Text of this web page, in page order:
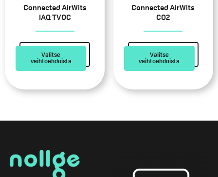
Connected AirWits
IAQ TVOC
Valitse
vaihtoehdoista
tuotteen
sivulla.
Connected AirWits
CO2
Valitse
vaihtoehdoista
tuotteen